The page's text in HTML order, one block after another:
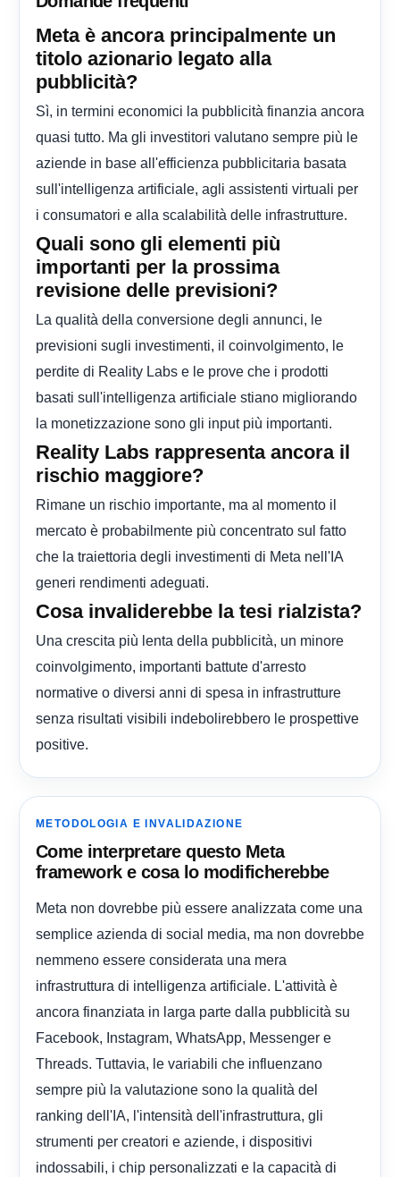
Meta è ancora principalmente un
titolo azionario legato alla
pubblicità?
Sì, in termini economici la pubblicità finanzia ancora
quasi tutto. Ma gli investitori valutano sempre più le
aziende in base all'efficienza pubblicitaria basata
sull'intelligenza artificiale, agli assistenti virtuali per
i consumatori e alla scalabilità delle infrastrutture.
Quali sono gli elementi più
importanti per la prossima
revisione delle previsioni?
La qualità della conversione degli annunci, le
previsioni sugli investimenti, il coinvolgimento, le
perdite di Reality Labs e le prove che i prodotti
basati sull'intelligenza artificiale stiano migliorando
la monetizzazione sono gli input più importanti.
Reality Labs rappresenta ancora il
rischio maggiore?
Rimane un rischio importante, ma al momento il
mercato è probabilmente più concentrato sul fatto
che la traiettoria degli investimenti di Meta nell'IA
generi rendimenti adeguati.
Cosa invaliderebbe la tesi rialzista?
Una crescita più lenta della pubblicità, un minore
coinvolgimento, importanti battute d'arresto
normative o diversi anni di spesa in infrastrutture
senza risultati visibili indebolirebbero le prospettive
positive.
METODOLOGIA E INVALIDAZIONE
Come interpretare questo Meta
framework e cosa lo modificherebbe
Meta non dovrebbe più essere analizzata come una
semplice azienda di social media, ma non dovrebbe
nemmeno essere considerata una mera
infrastruttura di intelligenza artificiale. L'attività è
ancora finanziata in larga parte dalla pubblicità su
Facebook, Instagram, WhatsApp, Messenger e
Threads. Tuttavia, le variabili che influenzano
sempre più la valutazione sono la qualità del
ranking dell'IA, l'intensità dell'infrastruttura, gli
strumenti per creatori e aziende, i dispositivi
indossabili, i chip personalizzati e la capacità di